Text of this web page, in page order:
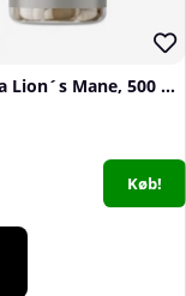
Vitaprana Lion´s Mane, 500 mg, 100 caps
Køb!